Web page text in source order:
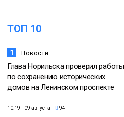
ТОП 10
1 Новости
Глава Норильска проверил работы
по сохранению исторических
домов на Ленинском проспекте
10:19 09 августа 94